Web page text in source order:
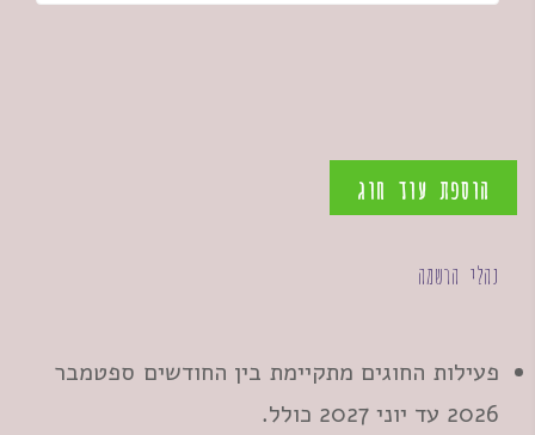
הוספת עוד חוג
נהלי הרשמה
פעילות החוגים מתקיימת בין החודשים ספטמבר
2026 עד יוני 2027 כולל.